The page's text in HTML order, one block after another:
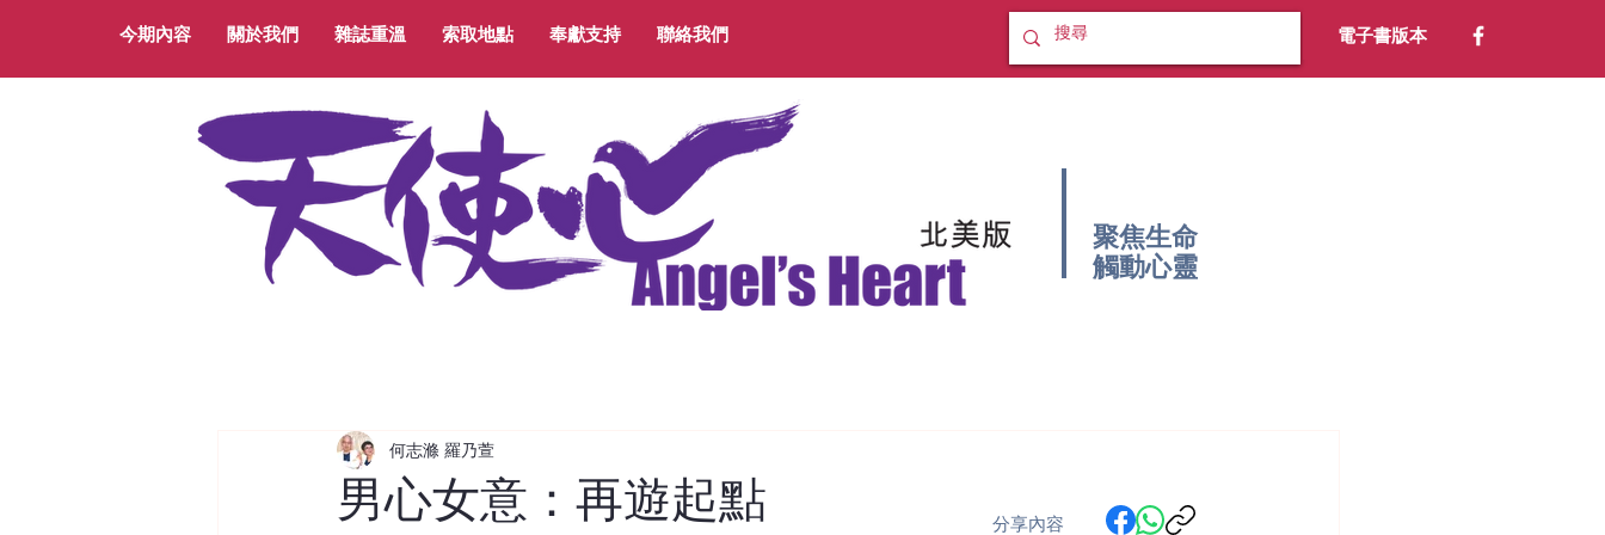
今期內容 關於我們 雜誌重溫 索取地點 奉獻支持 聯絡我們 電子書版本
聚焦生命
​觸動心靈
男心女意：再遊起點
何志滌 羅乃萱
分享內容